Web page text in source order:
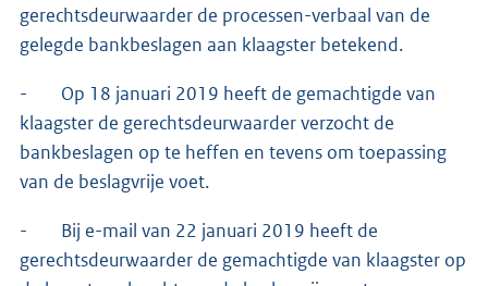
gerechtsdeurwaarder de processen-verbaal van de
gelegde bankbeslagen aan klaagster betekend.
- Op 18 januari 2019 heeft de gemachtigde van
klaagster de gerechtsdeurwaarder verzocht de
bankbeslagen op te heffen en tevens om toepassing
van de beslagvrije voet.
- Bij e-mail van 22 januari 2019 heeft de
gerechtsdeurwaarder de gemachtigde van klaagster op